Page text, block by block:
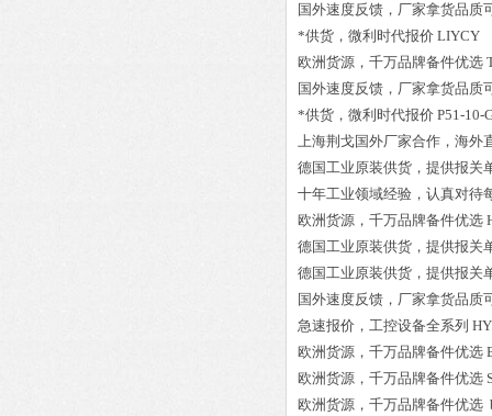
国外速度反馈，厂家拿货品质
*供货，微利时代报价 LIYCY
欧洲货源，千万品牌备件优选
国外速度反馈，厂家拿货品质
*供货，微利时代报价 P51-10-
上海荆戈国外厂家合作，海外
德国工业原装供货，提供报关
十年工业领域经验，认真对待
欧洲货源，千万品牌备件优选
德国工业原装供货，提供报关
德国工业原装供货，提供报关
国外速度反馈，厂家拿货品质
急速报价，工控设备全系列
欧洲货源，千万品牌备件优选
欧洲货源，千万品牌备件优选
欧洲货源，千万品牌备件优选